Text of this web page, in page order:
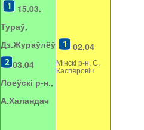
15.03.
Тураў,
Дз.Жураўлёў
03.04
Лоеўскі р-н.,
А.Халандач
02.04
Мінскі р-н, С.
Каспяровіч